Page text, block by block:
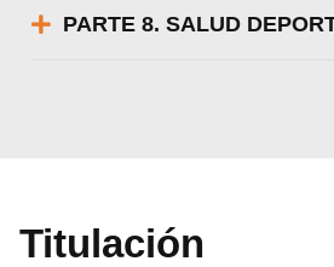
PARTE 8. SALUD
Titulación